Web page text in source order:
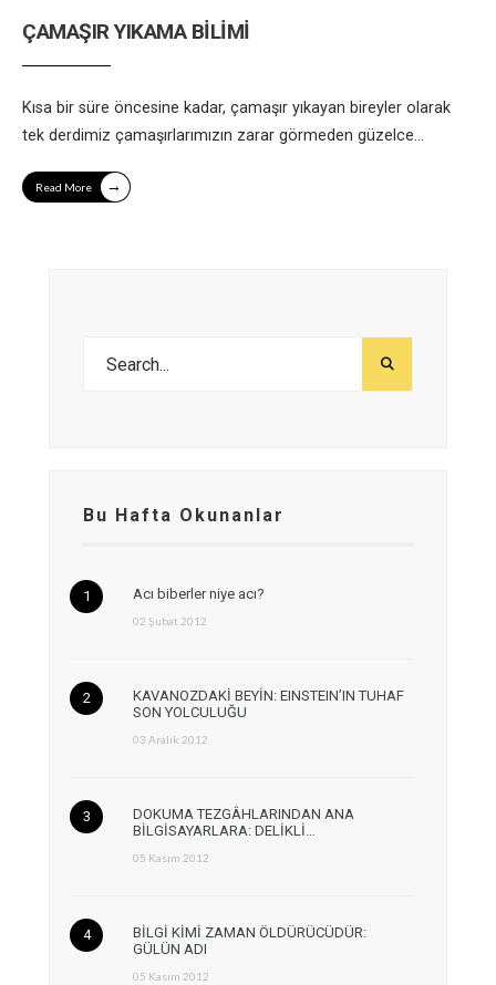
ÇAMAŞIR YIKAMA BİLİMİ
Kısa bir süre öncesine kadar, çamaşır yıkayan bireyler olarak
tek derdimiz çamaşırlarımızın zarar görmeden güzelce...
Read More →
Bu Hafta Okunanlar
Acı biberler niye acı?
02 Şubat 2012
KAVANOZDAKİ BEYİN: EINSTEIN’IN TUHAF
SON YOLCULUĞU
03 Aralık 2012
DOKUMA TEZGÂHLARINDAN ANA
BİLGİSAYARLARA: DELİKLİ…
05 Kasım 2012
BİLGİ KİMİ ZAMAN ÖLDÜRÜCÜDÜR:
GÜLÜN ADI
05 Kasım 2012